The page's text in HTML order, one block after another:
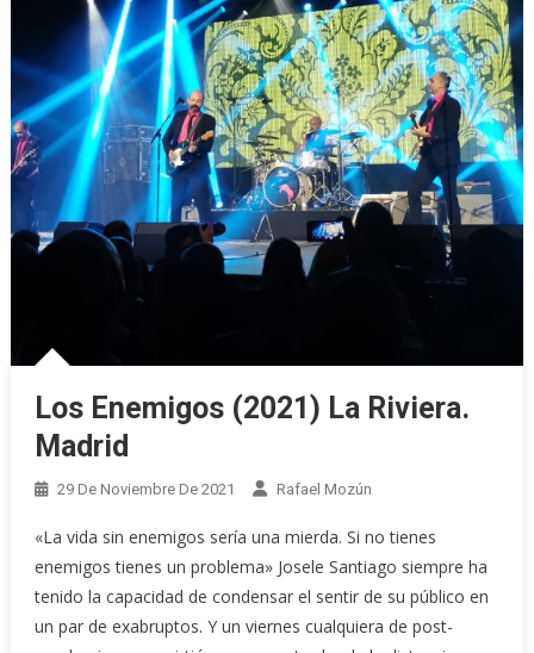
Los Enemigos (2021) La Riviera.
Madrid
29 De Noviembre De 2021 Rafael Mozún
«La vida sin enemigos sería una mierda. Si no tienes
enemigos tienes un problema» Josele Santiago siempre ha
tenido la capacidad de condensar el sentir de su público en
un par de exabruptos. Y un viernes cualquiera de post-